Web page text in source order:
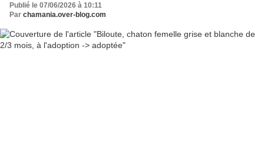
Publié le 07/06/2026 à 10:11
Par chamania.over-blog.com